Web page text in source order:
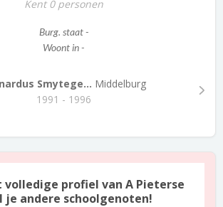
Kent 0 personen
Burg. staat -
Woont in -
Smytege... Middelburg
1991 - 1996
volledige profiel van A Pieterse
je andere schoolgenoten!